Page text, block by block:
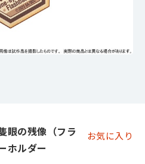
の残像（フラ
ホルダー
お気に入り